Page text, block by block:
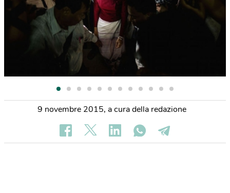
9 novembre 2015, a cura della redazione